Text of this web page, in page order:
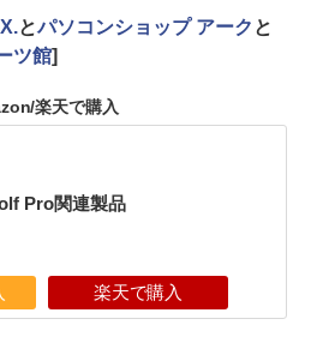
とパソコンショップ アーク と
ツ館]
楽天で購入
Pro関連製品
楽天で購入